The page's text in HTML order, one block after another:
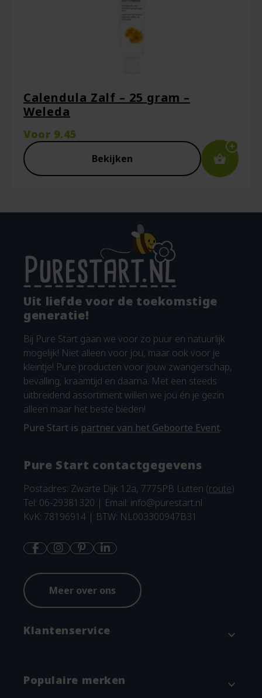
Calendula Zalf – 25 gram –
Weleda
Voor 9.45
Bekijken
Uit liefde voor de toekomstige
generatie!
Bij Pure Start gaan we voor zo puur en natuurlijk
mogelijk! Niet alleen voor jou, maar ook voor je
kleintje! Pure producten voor jouw zwangerschap,
bevalling, kraamtijd en daarna. Met een steeds
uitbreidend assortiment willen we jou én je gezin
alleen maar het beste bieden!
Pure Start is partner van het Geboorte Event.
Pure Start contactgegevens
Postadres: Zwarte Dijk 12a, 7775PB Lutten (route)
Tel: 06-29381320 | Email: info@purestart.nl
KvK: 78196914 | BTW: NL003300947B31
Meer over ons
Klantenservice expand_more
Betaalmethodes en verzenden
Populaire merken expand_more